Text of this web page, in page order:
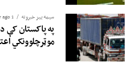
سیمه ییز خبرونه 1 day ago
په پاکستان کې
موټرچلوونکي